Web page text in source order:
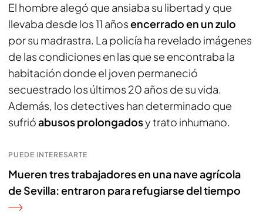
El hombre alegó que ansiaba su libertad y que
llevaba desde los 11 añosencerrado en un zulo
por su madrastra. La policía ha revelado imágenes
de las condiciones en las que se encontraba la
habitación donde el joven permaneció
secuestrado los últimos 20 años de su vida.
Además, los detectives han determinado que
sufrióabusos prolongadosy trato inhumano.
PUEDE INTERESARTE
Mueren tres trabajadores en una nave agrícola
de Sevilla: entraron para refugiarse del tiempo